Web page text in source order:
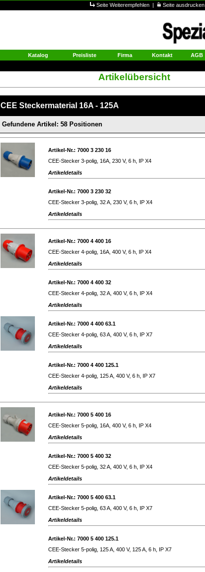
Seite Weiterempfehlen | Seite ausdrucken
Katalog Preisliste Firma Kontakt AGB
Artikelübersicht
CEE Steckermaterial 16A - 125A
Gefundene Artikel: 58 Positionen
Artikel-Nr.: 7000 3 230 16
CEE-Stecker 3-polig, 16A, 230 V, 6 h, IP X4
Artikeldetails
Artikel-Nr.: 7000 3 230 32
CEE-Stecker 3-polig, 32 A, 230 V, 6 h, IP X4
Artikeldetails
Artikel-Nr.: 7000 4 400 16
CEE-Stecker 4-polig, 16A, 400 V, 6 h, IP X4
Artikeldetails
Artikel-Nr.: 7000 4 400 32
CEE-Stecker 4-polig, 32 A, 400 V, 6 h, IP X4
Artikeldetails
Artikel-Nr.: 7000 4 400 63.1
CEE-Stecker 4-polig, 63 A, 400 V, 6 h, IP X7
Artikeldetails
Artikel-Nr.: 7000 4 400 125.1
CEE-Stecker 4-polig, 125 A, 400 V, 6 h, IP X7
Artikeldetails
Artikel-Nr.: 7000 5 400 16
CEE-Stecker 5-polig, 16A, 400 V, 6 h, IP X4
Artikeldetails
Artikel-Nr.: 7000 5 400 32
CEE-Stecker 5-polig, 32 A, 400 V, 6 h, IP X4
Artikeldetails
Artikel-Nr.: 7000 5 400 63.1
CEE-Stecker 5-polig, 63 A, 400 V, 6 h, IP X7
Artikeldetails
Artikel-Nr.: 7000 5 400 125.1
CEE-Stecker 5-polig, 125 A, 400 V, 125 A, 6 h, IP X7
Artikeldetails